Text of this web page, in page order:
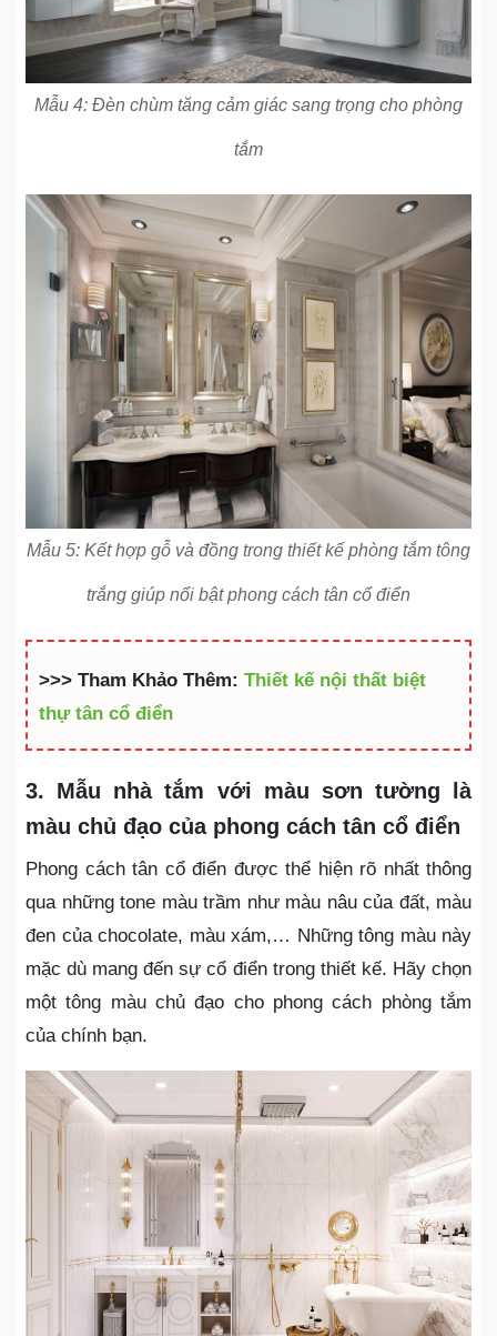
Mẫu 4: Đèn chùm tăng cảm giác sang trọng cho phòng
tắm
Mẫu 5: Kết hợp gỗ và đồng trong thiết kế phòng tắm tông
trắng giúp nổi bật phong cách tân cổ điển
>>> Tham Khảo Thêm: Thiết kế nội thất biệt
thự tân cổ điển
3. Mẫu nhà tắm với màu sơn tường là
màu chủ đạo của phong cách tân cổ điển
Phong cách tân cổ điển được thể hiện rõ nhất thông
qua những tone màu trầm như màu nâu của đất, màu
đen của chocolate, màu xám,… Những tông màu này
mặc dù mang đến sự cổ điển trong thiết kế. Hãy chọn
một tông màu chủ đạo cho phong cách phòng tắm
của chính bạn.